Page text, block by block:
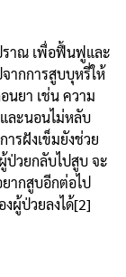
ราณ เพื่อฟื้นฟูและ
ากการสูบบุหรี่ให้
นยา เช่น ความ
ละนอนไม่หลับ
รฝังเข็มยังช่วย
ป่วยกลับไปสูบ จะ
ากสูบอีกต่อไป
ผู้ป่วยลงได้[2]